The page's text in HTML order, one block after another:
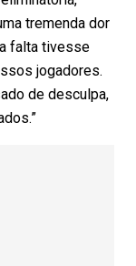
tremenda dor
falta tivesse
jogadores.
de desculpa,